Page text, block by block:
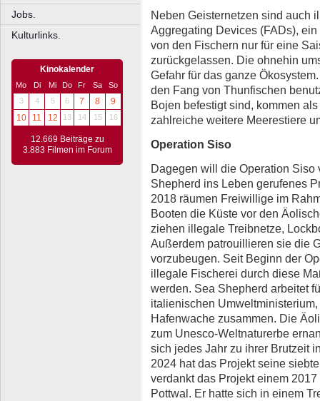
Jobs.
Kulturlinks.
Kinokalender
Mo Di Mi Do Fr Sa
So
3
4 5 6 7 8
9
10
11 12 13 14 15 16
12.669 Beiträge zu
3.883 Filmen im Forum
Neben Geisternetzen sind auch
Aggregating Devices (FADs),
von den Fischern nur für eine
zurückgelassen. Die ohnehin
Gefahr für das ganze
den Fang von Thunfischen
Bojen befestigt sind, kommen
zahlreiche weitere Meerestiere
Operation Siso
Dagegen will die Operation
Shepherd ins Leben gerufenes
2018 räumen Freiwillige im
Booten die Küste vor den
ziehen illegale Treibnetze,
Außerdem patrouillieren sie die
vorzubeugen. Seit Beginn der
illegale Fischerei durch diese
werden. Sea Shepherd arbeitet
italienischen
Hafenwache zusammen. Die
zum Unesco-Weltnaturerbe
sich jedes Jahr zu ihrer Brutzeit
2024 hat das Projekt seine
verdankt das Projekt einem
Pottwal. Er hatte sich in einem